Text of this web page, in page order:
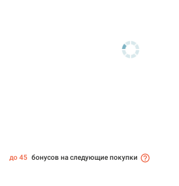
до 45 бонусов на следующие покупки